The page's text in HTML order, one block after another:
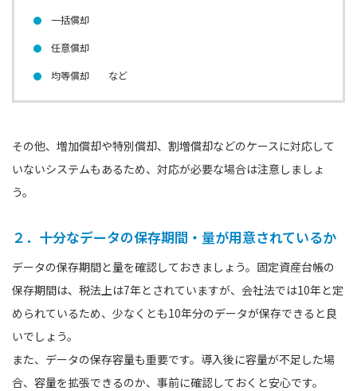
一括償却
任意償却
均等償却 など
その他、増加償却や特別償却、割増償却などのケースに対応して
いないシステムもあるため、対応が必要な場合は注意しましょ
う。
２．十分なデータの保存期間・量が用意されているか
データの保存期間と量を確認しておきましょう。固定資産台帳の
保存期間は、税法上は7年とされていますが、会社法では10年と定
められているため、少なくとも10年分のデータが保存できると良
いでしょう。
また、データの保存容量も重要です。導入後に容量が不足した場
合、容量を拡張できるのか、事前に確認しておくと安心です。